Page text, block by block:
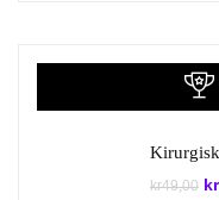
kr49,00 kr